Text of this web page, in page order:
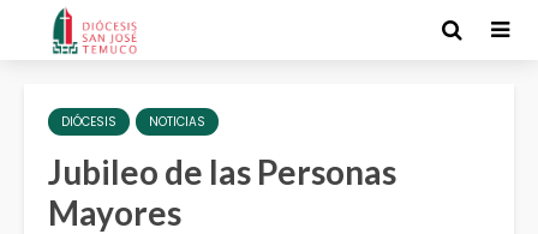
DIÓCESIS NOTICIAS
Jubileo de las Personas
Mayores